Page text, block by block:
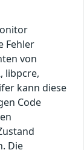
Fehler
von
libpcre,
kann diese
Code
Die